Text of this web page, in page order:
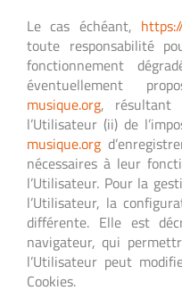
Le cas échéant,
toute responsabilité
fonctionnement
éventuellement
musique.org, résultant
l’Utilisateur (ii) de
musique.org
nécessaires à leur
l’Utilisateur. Pour la
l’Utilisateur, la
différente. Elle est
navigateur, qui
l’Utilisateur peut
Cookies.